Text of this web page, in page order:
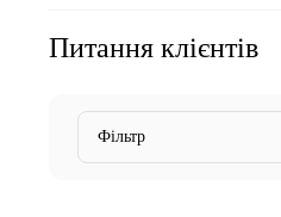
Питання клієнтів
Фільтр